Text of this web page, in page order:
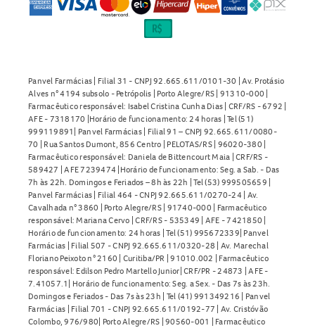
Panvel Farmácias | Filial 31 - CNPJ 92.665.611/0101-30 | Av. Protásio
Alves n° 4194 subsolo - Petrópolis | Porto Alegre/RS | 91310-000 |
Farmacêutico responsável: Isabel Cristina Cunha Dias | CRF/RS - 6792 |
AFE - 7318170 |Horário de funcionamento: 24 horas | Tel (51)
999119891| Panvel Farmácias | Filial 91 – CNPJ 92.665.611/0080-
70 | Rua Santos Dumont, 856 Centro | PELOTAS/RS | 96020-380 |
Farmacêutico responsável: Daniela de Bittencourt Maia | CRF/RS -
589427 | AFE 7239474 |Horário de funcionamento: Seg. a Sab. - Das
7h às 22h. Domingos e Feriados – 8h às 22h | Tel (53) 999505659 |
Panvel Farmácias | Filial 464 - CNPJ 92.665.611/0270-24 | Av.
Cavalhada n° 3860 | Porto Alegre/RS | 91740-000 | Farmacêutico
responsável: Mariana Cervo | CRF/RS - 535349 | AFE - 7421850 |
Horário de funcionamento: 24 horas | Tel (51) 995672339| Panvel
Farmácias | Filial 507 - CNPJ 92.665.611/0320-28 | Av. Marechal
Floriano Peixoto n° 2160 | Curitiba/PR | 91010.002 | Farmacêutico
responsável: Edilson Pedro Martello Junior| CRF/PR - 24873 | AFE -
7.41057.1| Horário de funcionamento: Seg. a Sex. - Das 7s às 23h.
Domingos e Feriados - Das 7s às 23h | Tel (41) 991349216 | Panvel
Farmácias | Filial 701 - CNPJ 92.665.611/0192-77 | Av. Cristóvão
Colombo, 976/980| Porto Alegre/RS | 90560-001 | Farmacêutico